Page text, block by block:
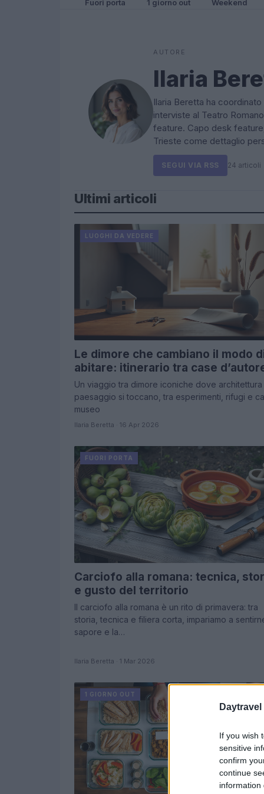
Daytravel
If you wish
sensitive
confirm
continue
information
Fuori porta 1 giorno out Weekend
AUTORE
Ilaria
Ilaria Beretta ha
interviste al Teatro
feature. Capo desk
Trieste come dettaglio
SEGUI VIA RSS 24 articoli
Ultimi articoli
LUOGHI DA VEDERE
Le dimore che cambiano il modo
abitare: itinerario tra case
Un viaggio tra dimore iconiche dove architettura
paesaggio si toccano, tra esperimenti, rifugi e
museo
Ilaria Beretta · 16 Apr 2026
FUORI PORTA
Carciofo alla romana: tecnica,
e gusto del territorio
Il carciofo alla romana è un rito di primavera: tra
storia, tecnica e filiera corta, impariamo a
sapore e la…
Ilaria Beretta · 1 Mar 2026
1 GIORNO OUT